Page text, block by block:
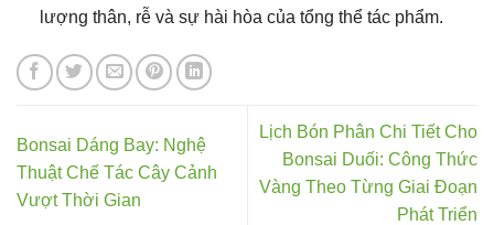
lượng thân, rễ và sự hài hòa của tổng thể tác phẩm.
Bonsai Dáng Bay: Nghệ
Thuật Chế Tác Cây Cảnh
Vượt Thời Gian
Lịch Bón Phân Chi Tiết Cho
Bonsai Duối: Công Thức
Vàng Theo Từng Giai Đoạn
Phát Triển